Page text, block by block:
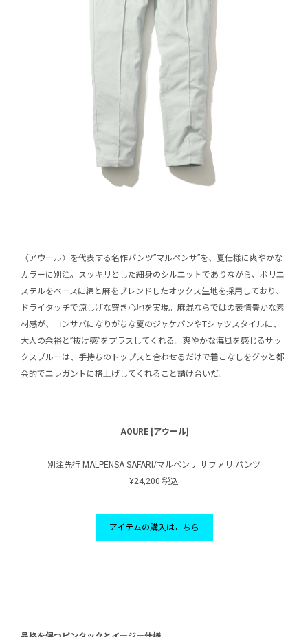
〈アウール〉を代表する名作パンツ”マルペンサ”を、夏仕様に爽やかな
カラーに別注。スッキリとした細身のシルエットでありながら、ポリエ
ステルをベースに綿と麻をブレンドしたオックス生地を採用しており、
ドライタッチで涼しげな穿き心地を実現。麻混ならではの表情豊かな素
材感が、コンサバになりがちな夏のジャケパンやTシャツスタイルに、
大人の余裕と”抜け感”をプラスしてくれる。爽やかな海風を感じるサッ
クスブルーは、手持ちのトップスと合わせるだけで着こなしをグッと都
会的でエレガントに格上げしてくれること請け合いだ。
AOURE [アウール]
別注先行 MALPENSA SAFARI/マルペンサ サファリ パンツ
¥24,200 税込
アイテムの購入はこちら